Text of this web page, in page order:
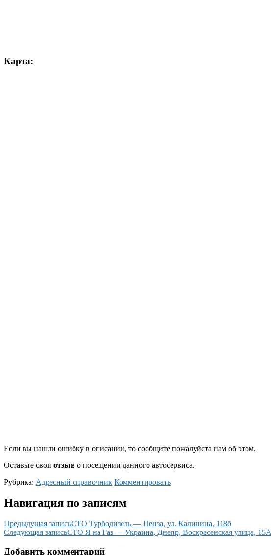
Карта:
Если вы нашли ошибку в описании, то сообщите пожалуйста нам об этом.
Оставьте свой отзыв о посещении данного автосервиса.
Рубрика: Адресный справочник Комментировать
Навигация по записям
Предыдущая записьСТО Турбодизель — Пенза, ул. Калинина, 118б
Следующая записьСТО Я на Газ — Украина, Днепр, Воскресенская улица, 15А
Добавить комментарий